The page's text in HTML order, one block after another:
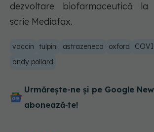
dezvoltare biofarmaceutică la
scrie Mediafax.
vaccin tulpini astrazeneca oxford
andy pollard
Urmărește-ne și pe Google
abonează‑te!